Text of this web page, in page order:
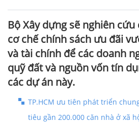
Bộ Xây dựng sẽ nghiên
cơ chế chính sách ưu đãi
và tài chính để các doanh
quỹ đất và nguồn vốn tín
các dự án này.
TP.HCM ưu tiên phát triển
tiêu gần 200.000 căn nhà ở xã